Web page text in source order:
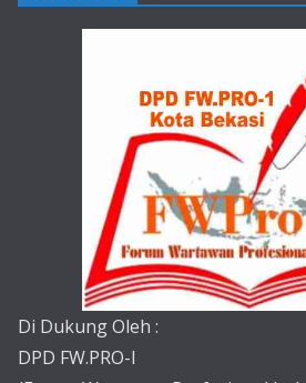
Di Dukung Oleh :
DPD FW.PRO-I